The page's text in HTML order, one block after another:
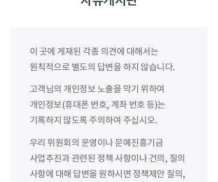
이 곳에 게재된 각종 의견에 대해서는
원칙적으로 별도의 답변을 하지 않습니다.
고객님의 개인정보 노출을 막기 위하여
개인정보(휴대폰 번호, 계좌 번호 등)는
기록하지 않도록 주의하여 주십시오.
우리 위원회의 운영이나 문예진흥기금
사업추진과 관련된 정책 사항이나 건의, 질의
사항에 대해 답변을 원하시면 정책제안 질의,